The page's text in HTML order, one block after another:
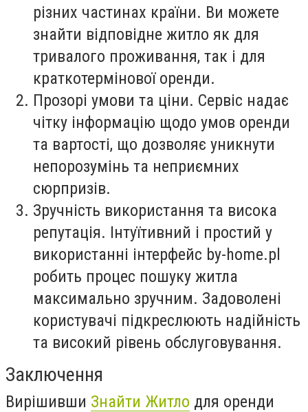
різних частинах країни. Ви можете
знайти відповідне житло як для
тривалого проживання, так і для
краткотермінової оренди.
Прозорі умови та ціни. Сервіс надає
чітку інформацію щодо умов оренди
та вартості, що дозволяє уникнути
непорозумінь та неприємних
сюрпризів.
Зручність використання та висока
репутація. Інтуїтивний і простий у
використанні інтерфейс by-home.pl
робить процес пошуку житла
максимально зручним. Задоволені
користувачі підкреслюють надійність
та високий рівень обслуговування.
Заключення
Вирішивши Знайти Житло для оренди